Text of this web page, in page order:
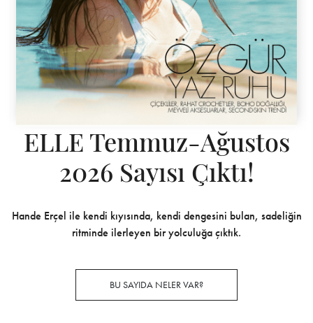
ELLE Temmuz-Ağustos
2026 Sayısı Çıktı!
Hande Erçel ile kendi kıyısında, kendi dengesini bulan, sadeliğin
ritminde ilerleyen bir yolculuğa çıktık.
BU SAYIDA NELER VAR?